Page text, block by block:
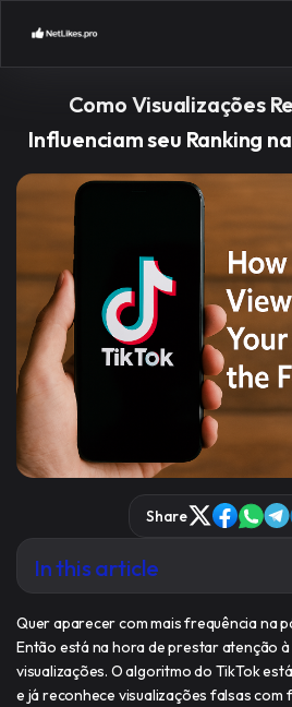
API
Fazer login
Como Visualizações
Influenciam seu Ranking
Share
Quer aparecer com mais frequência na
Então está na hora de prestar atenção à
visualizações. O algoritmo do TikTok
e já reconhece visualizações falsas
In this article